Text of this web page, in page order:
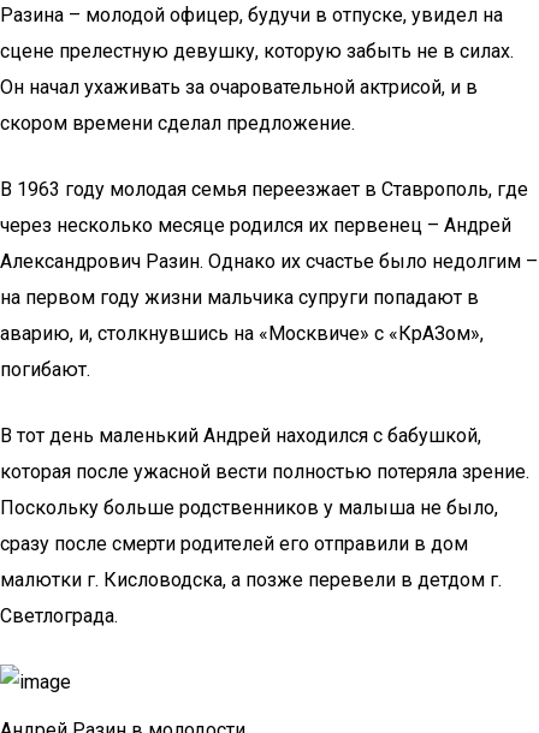
Разина – молодой офицер, будучи в отпуске, увидел на
сцене прелестную девушку, которую забыть не в силах.
Он начал ухаживать за очаровательной актрисой, и в
скором времени сделал предложение.
В 1963 году молодая семья переезжает в Ставрополь, где
через несколько месяце родился их первенец – Андрей
Александрович Разин. Однако их счастье было недолгим –
на первом году жизни мальчика супруги попадают в
аварию, и, столкнувшись на «Москвиче» с «КрАЗом»,
погибают.
В тот день маленький Андрей находился с бабушкой,
которая после ужасной вести полностью потеряла зрение.
Поскольку больше родственников у малыша не было,
сразу после смерти родителей его отправили в дом
малютки г. Кисловодска, а позже перевели в детдом г.
Светлограда.